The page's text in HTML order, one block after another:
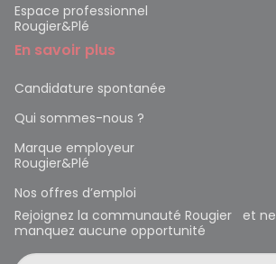
Espace professionnel
Rougier&Plé
En savoir plus
Candidature spontanée
Qui sommes-nous ?
Marque employeur
Rougier&Plé
Nos offres d’emploi
Rejoignez la communauté Rougier et ne
manquez aucune opportunité